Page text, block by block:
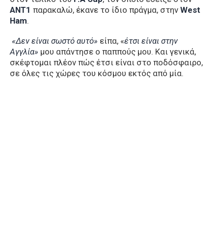
ΑΝΤ1 παρακαλώ, έκανε το ίδιο πράγμα, στην West
Ham.
«Δεν είναι σωστό αυτό» είπα, «έτσι είναι στην
Αγγλία» μου απάντησε ο παππούς μου. Και γενικά,
σκέφτομαι πλέον πώς έτσι είναι στο ποδόσφαιρο,
σε όλες τις χώρες του κόσμου εκτός από μία.